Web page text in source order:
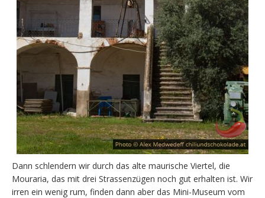
Dann schlendern wir durch das alte maurische Viertel, die
Mouraria, das mit drei Strassenzügen noch gut erhalten ist. Wir
irren ein wenig rum, finden dann aber das Mini-Museum vom